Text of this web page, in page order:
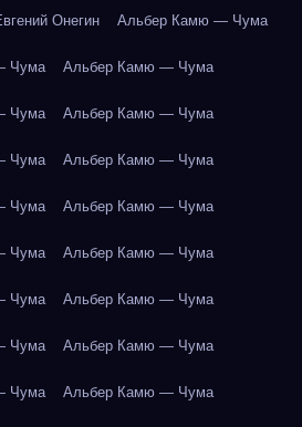
Онегин Альбер Камю — Чума
Чума Альбер Камю — Чума
Чума Альбер Камю — Чума
Чума Альбер Камю — Чума
Чума Альбер Камю — Чума
Чума Альбер Камю — Чума
Чума Альбер Камю — Чума
Чума Альбер Камю — Чума
Чума Альбер Камю — Чума